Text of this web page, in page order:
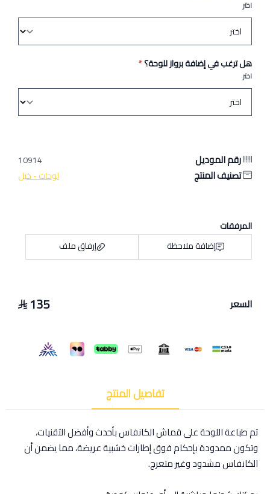
اختر
هل ترغب في إضافة برواز للوحة؟*
اختر
رقم الموديل 10914
تصنيف المنتج لوحات - خيل
المرفقات
إضافة ملاحظة
إرفاق ملف
السعر 135
تفاصيل المنتج
تم طباعة اللوحة على قماش الكانفاس بأحدث وأفضل التقنيات،
وتكون ممدودة بإحكام فوق إطارات خشبية عريضة، مما يضمن أن
الكانفاس مشدود وغير متعرج.